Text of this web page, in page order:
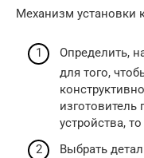
Механизм установки
Определить,
для того,
изготовитель
устройства,
Выбрать